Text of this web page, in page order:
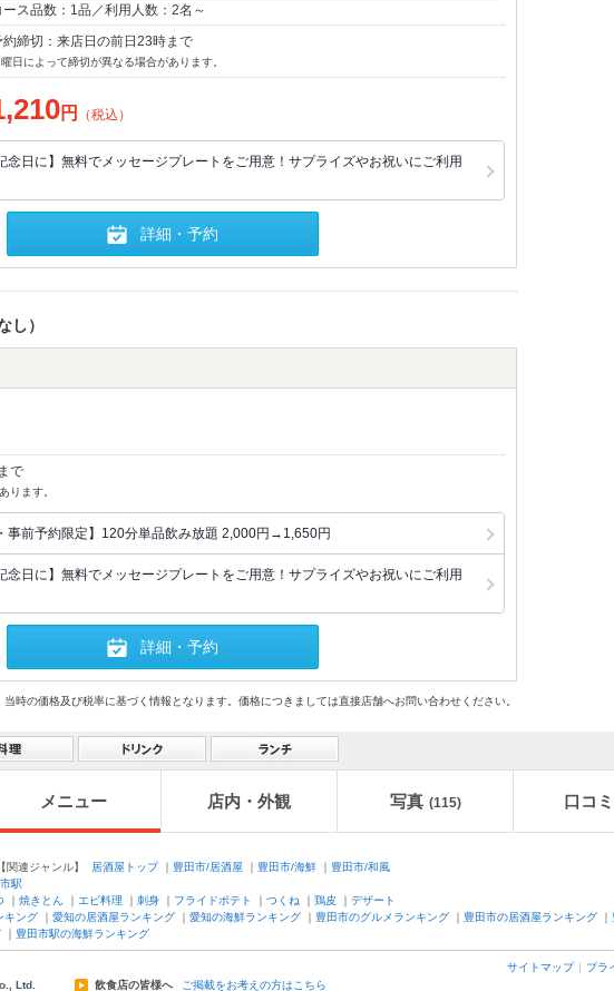
ース品数：1品／利用人数：2名～
約締切：来店日の前日23時まで
日によって締切が異なる場合があります。
円 （税込）
念日に】無料でメッセージプレートをご用意！サプライズやお祝いにご利用
詳細・予約
し）
で
ります。
事前予約限定】120分単品飲み放題 2,000円→1,650円
念日に】無料でメッセージプレートをご用意！サプライズやお祝いにご利用
詳細・予約
時の価格及び税率に基づく情報となります。価格につきましては直接店舗へお問い合わせください。
メニュー 店内・外観 写真 (115) 口コミ
連ジャンル】 居酒屋トップ｜ 豊田市/居酒屋 ｜ 豊田市/海鮮 ｜ 豊田市/和風
駅
｜ 焼きとん ｜ エビ料理 ｜ 刺身 ｜ フライドポテト ｜ つくね ｜ 鶏皮 ｜ デザート
キング ｜ 愛知の居酒屋ランキング ｜ 愛知の海鮮ランキング ｜ 豊田市のグルメランキング ｜ 豊田市の居酒屋ランキング ｜
｜ 豊田市駅の海鮮ランキング
サイトマップ プラ
Ltd.
飲食店の皆様へ ご掲載をお考えの方はこちら